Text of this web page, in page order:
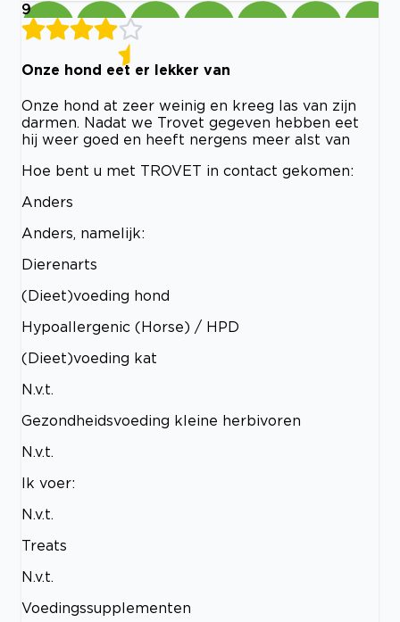
9
Onze hond eet er lekker van
Onze hond at zeer weinig en kreeg las van zijn
darmen. Nadat we Trovet gegeven hebben eet
hij weer goed en heeft nergens meer alst van
Hoe bent u met TROVET in contact gekomen:
Anders
Anders, namelijk:
Dierenarts
(Dieet)voeding hond
Hypoallergenic (Horse) / HPD
(Dieet)voeding kat
N.v.t.
Gezondheidsvoeding kleine herbivoren
N.v.t.
Ik voer:
N.v.t.
Treats
N.v.t.
Voedingssupplementen